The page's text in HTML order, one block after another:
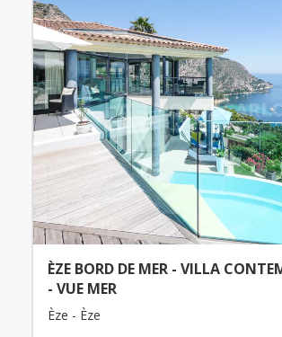
ÈZE BORD DE MER - VILLA
- VUE MER
Èze - Èze